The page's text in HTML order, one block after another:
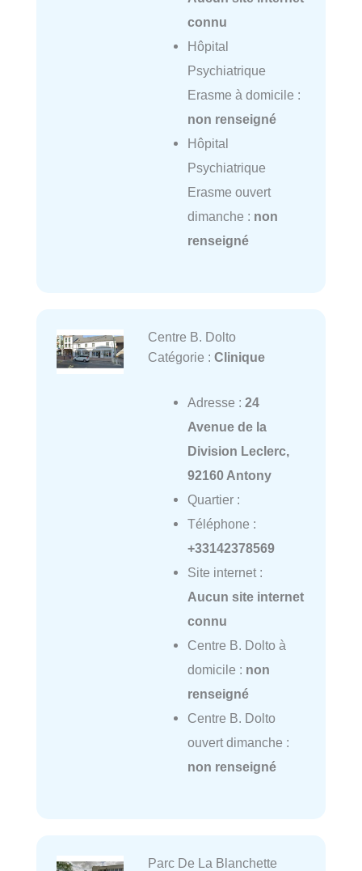
connu
Hôpital
Psychiatrique
Erasme à domicile :
non renseigné
Hôpital
Psychiatrique
Erasme ouvert
dimanche : non
renseigné
Centre B. Dolto
Catégorie : Clinique
Adresse : 24
Avenue de la
Division Leclerc,
92160 Antony
Quartier :
Téléphone :
+33142378569
Site internet :
Aucun site internet
connu
Centre B. Dolto à
domicile : non
renseigné
Centre B. Dolto
ouvert dimanche :
non renseigné
Parc De La Blanchette